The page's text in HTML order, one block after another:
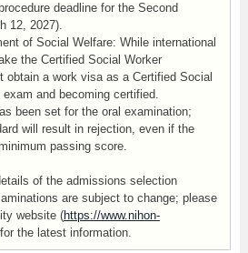
deadline for the Second
12, 2027).
of Social Welfare: While international
the Certified Social Worker
obtain a work visa as a Certified Social
and becoming certified.
been set for the oral examination;
will result in rejection, even if the
passing score.
of the admissions selection
are subject to change; please
website (https://www.nihon-
the latest information.